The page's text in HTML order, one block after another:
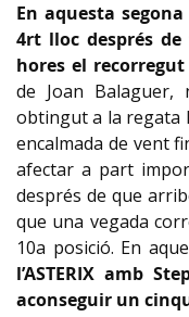
En aquesta segona
4rt lloc després
hores el
de Joan
obtingut a la regata
encalmada de vent
afectar a part
després de que
que una vegada
10a posició. En
l’ASTERIX amb
aconseguir un